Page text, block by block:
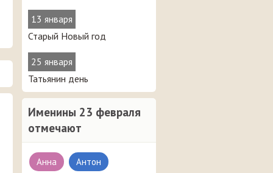
13 января
Старый Новый год
25 января
Татьянин день
Именины 23 февраля
отмечают
Анна Антон